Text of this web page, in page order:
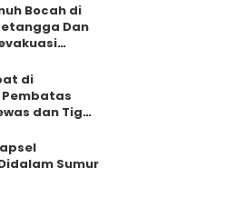
Bocah di
Dan
di
dan Tiga
Sumur